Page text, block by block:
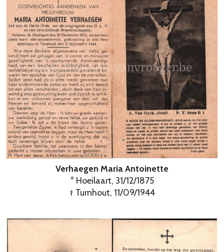
Verhaegen Maria Antoinette
° Hoeilaart, 31/12/1875
† Turnhout, 11/09/1944